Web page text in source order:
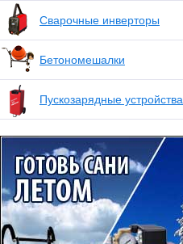
Сварочные инверторы
Бетономешалки
Пускозарядные устройства